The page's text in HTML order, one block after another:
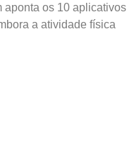
aponta os 10 aplicativos
a atividade física